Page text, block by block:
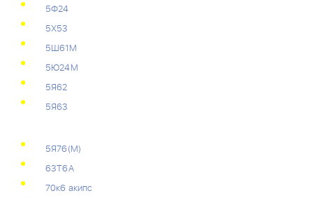
5Ф24
5Х53
5Ш61М
5Ю24М
5Я62
5Я63
5Я76(М)
63Т6А
70к6 акипс